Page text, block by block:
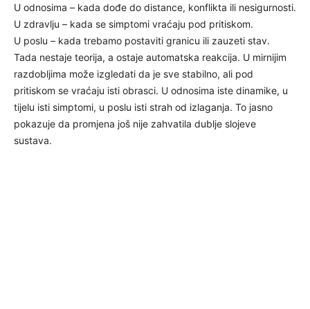
U odnosima – kada dođe do distance, konflikta ili nesigurnosti.
U zdravlju – kada se simptomi vraćaju pod pritiskom.
U poslu – kada trebamo postaviti granicu ili zauzeti stav.
Tada nestaje teorija, a ostaje automatska reakcija. U mirnijim
razdobljima može izgledati da je sve stabilno, ali pod
pritiskom se vraćaju isti obrasci. U odnosima iste dinamike, u
tijelu isti simptomi, u poslu isti strah od izlaganja. To jasno
pokazuje da promjena još nije zahvatila dublje slojeve
sustava.